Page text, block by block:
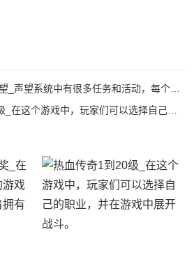
统中有很多任务和活动，每个任务都需要玩家达到一定的声
戏中，玩家们可以选择自己的职业，并在游戏中展开战斗。